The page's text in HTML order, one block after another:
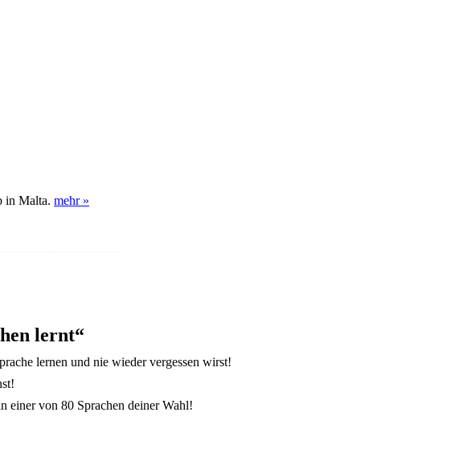
in Malta. mehr »
lernt“
lernen und nie wieder vergessen wirst!
einer von 80 Sprachen deiner Wahl!